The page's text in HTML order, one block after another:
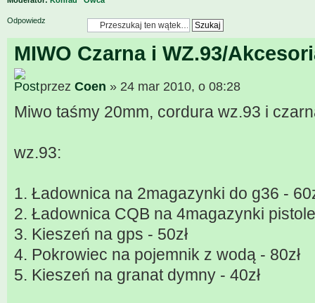
Odpowiedz
MIWO Czarna i WZ.93/
przez Coen » 24 mar 2010, o 08:28
Miwo taśmy 20mm, cordura wz.93 i
wz.93:
1. Ładownica na 2magazynki do g36 -
2. Ładownica CQB na 4magazynki
3. Kieszeń na gps - 50zł
4. Pokrowiec na pojemnik z wodą - 80zł
5. Kieszeń na granat dymny - 40zł